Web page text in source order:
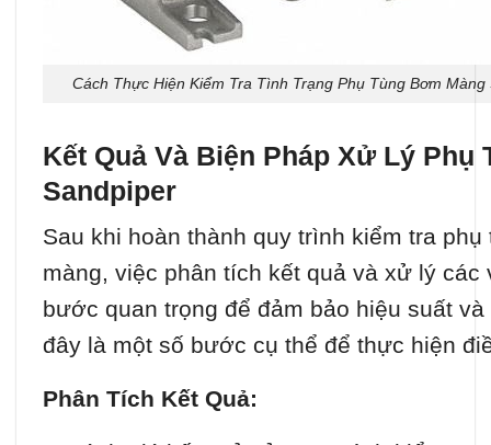
Cách Thực Hiện Kiểm Tra Tình Trạng Phụ Tùng Bơm Màng
Kết Quả Và Biện Pháp Xử Lý Phụ
Sandpiper
Sau khi hoàn thành quy trình kiểm tra
màng, việc phân tích kết quả và xử lý
bước quan trọng để đảm bảo hiệu suất
đây là một số bước cụ thể để thực hiện
Phân Tích Kết Quả: